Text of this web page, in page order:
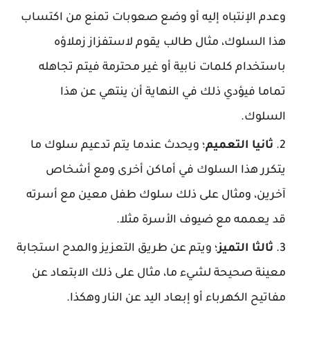
وعدم الإنتباه إليه أو وضع صعوبات تمنع من اكتساب
هذا السلوك، مثال طالب يقوم لاستفزاز زملاؤه
باستخدام كلمات نابية أو غير محترمة فيتم تجاهله
تماما فيؤدي ذلك في النهاية أن ينتهي عن هذا
السلوك.
ثانيا التعميم؛ ويحدث عندما يتم تدعيم سلوك ما
يتكرر هذا السلوك في أماكن أخرى ومع أشخاص
آخرين، ومثال على ذلك سلوك طفل معين مع أسرته
قد يعممه مع ضيوف الأسرة مثلا.
ثالثا التميز؛ ويتم عن طريق التعزيز والمدح استجابة
معينة صحيحة لشيء ما، مثال على ذلك الابتعاد عن
مفاتيح الكهرباء أو إبعاد اليد عن النار وهكذا.